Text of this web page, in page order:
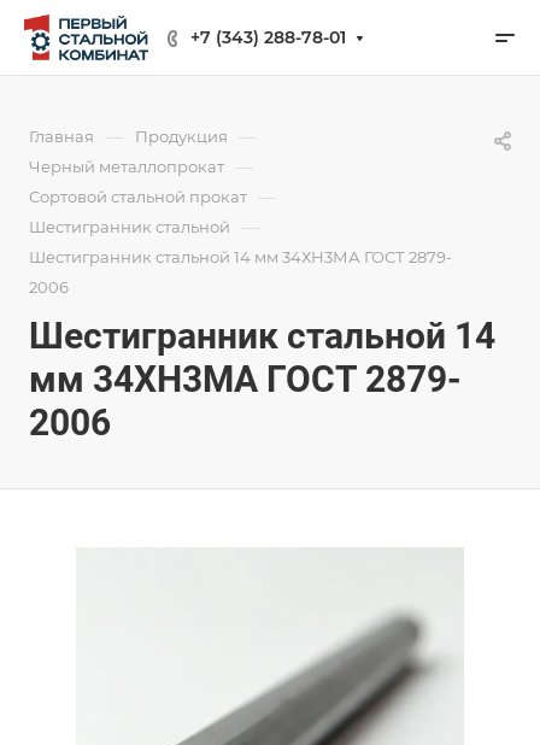
+7 (343) 288-78-01
Главная — Продукция —
Черный металлопрокат —
Сортовой стальной прокат —
Шестигранник стальной —
Шестигранник стальной 14 мм 34ХН3МА ГОСТ 2879-
2006
Шестигранник стальной 14
мм 34ХН3МА ГОСТ 2879-
2006